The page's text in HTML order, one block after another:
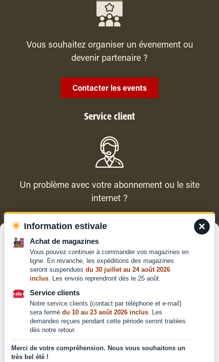
Pour offrir les meilleures expériences, nous utilisons des technologies
telles que les cookies pour stocker et/ou accéder aux informations des
appareils. Le fait de consentir à ces technologies nous permettra de
traiter des données telles que le comportement de navigation ou les ID
uniques sur ce site. Le fait de ne pas consentir ou de retirer son
consentement peut avoir un effet négatif sur certaines caractéristiques
et fonctions.
Accepter
Vous souhaitez organiser un évenement ou
devenir partenaire ?
Contacter les events
Service client
Un problème avec votre abonnement ou le site
internet ?
Contacter le service client
Mentions légales
Conditions générales de
vente et d'utilisation
confidentialité
×
Information estivale
Achat de magazines
Vous pouvez continuer à commander vos magazines en
ligne. En revanche, les expéditions des magazines
seront suspendues du 30 juillet au 24 août 2026
inclus. Les envois reprendront dès le 25 août.
Service clients
Notre service clients (contact par téléphone et e-mail)
sera fermé du 10 au 23 août 2026 inclus. Les
demandes reçues pendant cette période seront traitées
dès notre retour.
Merci de votre compréhension. Nous vous souhaitons un
très bel été !